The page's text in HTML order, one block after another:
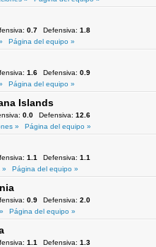
0.7 Defensiva: 1.8
Página del equipo »
1.6 Defensiva: 0.9
Página del equipo »
Islands
0.0 Defensiva: 12.6
»
Página del equipo »
1.1 Defensiva: 1.1
»
Página del equipo »
0.9 Defensiva: 2.0
Página del equipo »
1.1 Defensiva: 1.3